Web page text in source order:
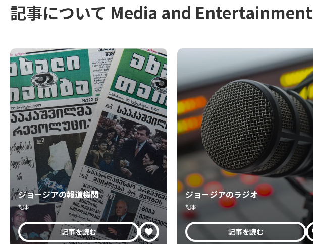
記事について Media and Entertainment
ジョージアの報道機関
記事
記事を読む
ジョージアのラジオ
記事
記事を読む